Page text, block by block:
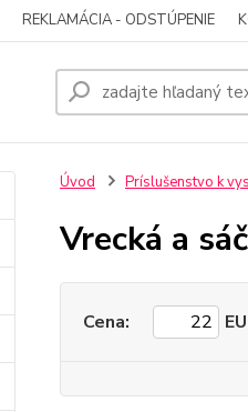
REKLAMÁCIA - ODSTÚPENIE
Úvod Príslušenstvo k
Vrecká a
Cena: